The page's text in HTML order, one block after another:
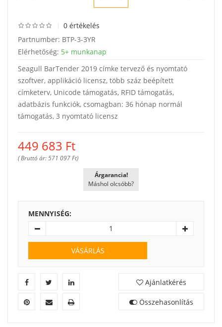
0 értékelés
Partnumber: BTP-3-3YR
Elérhetőség: 5+ munkanap
Seagull BarTender 2019 címke tervező és nyomtató
szoftver, applikáció licensz, több száz beépített
címketerv, Unicode támogatás, RFID támogatás,
adatbázis funkciók, csomagban: 36 hónap normál
támogatás, 3 nyomtató licensz
449 683 Ft
( Bruttó ár: 571 097 Ft)
Árgarancia!
Máshol olcsóbb?
MENNYISÉG:
VÁSÁRLÁS
Ajánlatkérés
Összehasonlítás